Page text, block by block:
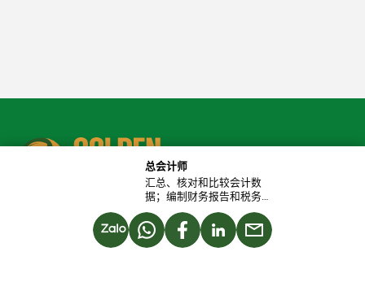
总会计师
汇总、核对和比较会计数
据；编制财务报告和税务
报告；监督企业的财务和
会计状况；确保会计工作
的准确性、透明度和合规
性。招聘职位：总会计
JOINT STOCK COMPANY